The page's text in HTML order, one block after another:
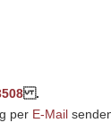
.
perE-Mail